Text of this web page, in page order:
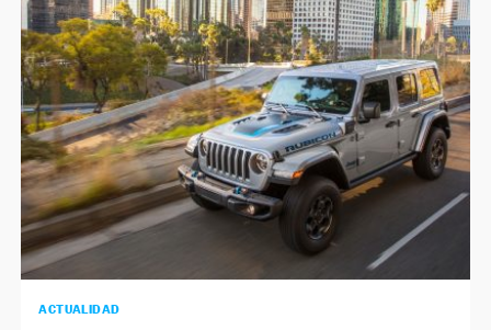
ACTUALIDAD